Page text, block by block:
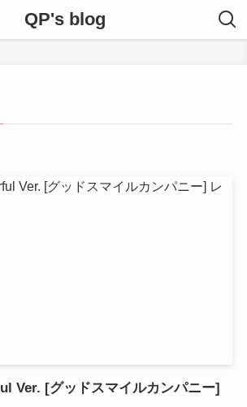
QP's blog
Ver. [グッドスマイルカンパニー]